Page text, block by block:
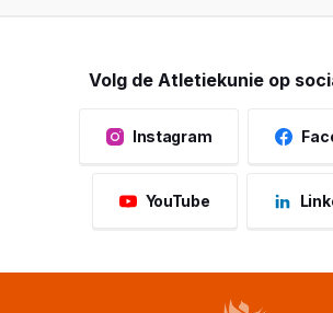
Volg de Atletiekunie op
Instagram
YouTube